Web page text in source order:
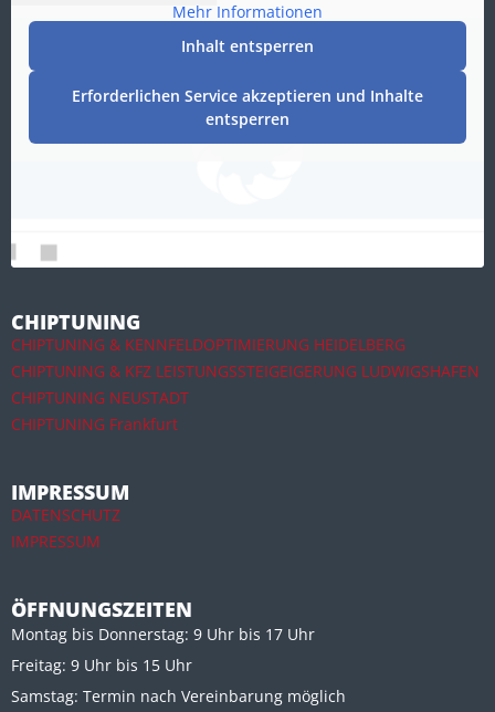
Mehr Informationen
Inhalt entsperren
Erforderlichen Service akzeptieren und Inhalte
entsperren
CHIPTUNING
CHIPTUNING & KENNFELDOPTIMIERUNG HEIDELBERG
CHIPTUNING & KFZ LEISTUNGSSTEIGEIGERUNG LUDWIGSHAFEN
CHIPTUNING NEUSTADT
CHIPTUNING Frankfurt
IMPRESSUM
DATENSCHUTZ
IMPRESSUM
ÖFFNUNGSZEITEN
Montag bis Donnerstag: 9 Uhr bis 17 Uhr
Freitag: 9 Uhr bis 15 Uhr
Samstag: Termin nach Vereinbarung möglich